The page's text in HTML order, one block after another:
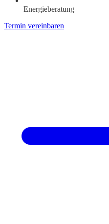
Energieberatung
Termin vereinbaren